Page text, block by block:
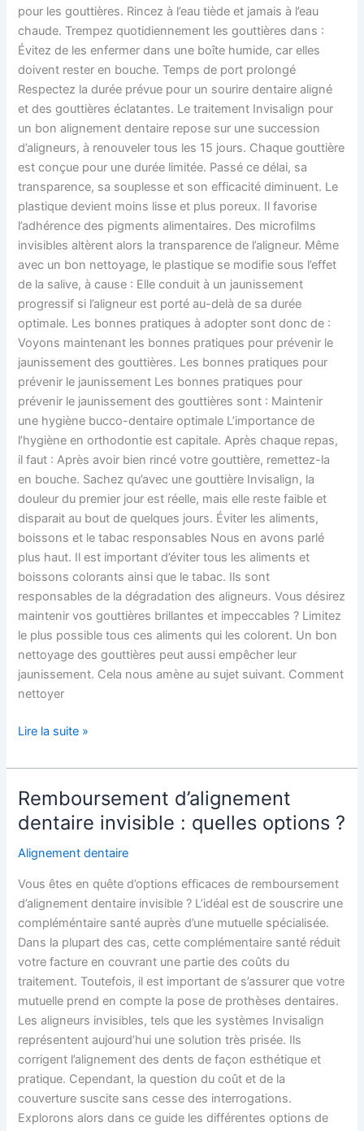
pour les gouttières. Rincez à l’eau tiède et jamais à l’eau
chaude. Trempez quotidiennement les gouttières dans :
Évitez de les enfermer dans une boîte humide, car elles
doivent rester en bouche. Temps de port prolongé
Respectez la durée prévue pour un sourire dentaire aligné
et des gouttières éclatantes. Le traitement Invisalign pour
un bon alignement dentaire repose sur une succession
d’aligneurs, à renouveler tous les 15 jours. Chaque gouttière
est conçue pour une durée limitée. Passé ce délai, sa
transparence, sa souplesse et son efficacité diminuent. Le
plastique devient moins lisse et plus poreux. Il favorise
l’adhérence des pigments alimentaires. Des microfilms
invisibles altèrent alors la transparence de l’aligneur. Même
avec un bon nettoyage, le plastique se modifie sous l’effet
de la salive, à cause : Elle conduit à un jaunissement
progressif si l’aligneur est porté au-delà de sa durée
optimale. Les bonnes pratiques à adopter sont donc de :
Voyons maintenant les bonnes pratiques pour prévenir le
jaunissement des gouttières. Les bonnes pratiques pour
prévenir le jaunissement Les bonnes pratiques pour
prévenir le jaunissement des gouttières sont : Maintenir
une hygiène bucco-dentaire optimale L’importance de
l’hygiène en orthodontie est capitale. Après chaque repas,
il faut : Après avoir bien rincé votre gouttière, remettez-la
en bouche. Sachez qu’avec une gouttière Invisalign, la
douleur du premier jour est réelle, mais elle reste faible et
disparait au bout de quelques jours. Éviter les aliments,
boissons et le tabac responsables Nous en avons parlé
plus haut. Il est important d’éviter tous les aliments et
boissons colorants ainsi que le tabac. Ils sont
responsables de la dégradation des aligneurs. Vous désirez
maintenir vos gouttières brillantes et impeccables ? Limitez
le plus possible tous ces aliments qui les colorent. Un bon
nettoyage des gouttières peut aussi empêcher leur
jaunissement. Cela nous amène au sujet suivant. Comment
nettoyer
Lire la suite »
Remboursement d’alignement
dentaire invisible : quelles options ?
Alignement dentaire
Vous êtes en quête d’options efficaces de remboursement
d’alignement dentaire invisible ? L’idéal est de souscrire une
compléméntaire santé auprès d’une mutuelle spécialisée.
Dans la plupart des cas, cette complémentaire santé réduit
votre facture en couvrant une partie des coûts du
traitement. Toutefois, il est important de s’assurer que votre
mutuelle prend en compte la pose de prothèses dentaires.
Les aligneurs invisibles, tels que les systèmes Invisalign
représentent aujourd’hui une solution très prisée. Ils
corrigent l’alignement des dents de façon esthétique et
pratique. Cependant, la question du coût et de la
couverture suscite sans cesse des interrogations.
Explorons alors dans ce guide les différentes options de
Remboursement
d’alignement
dentaire
invisible :
options
?